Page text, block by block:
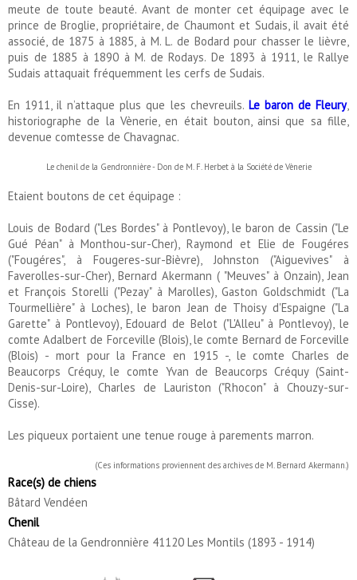
meute de toute beauté. Avant de monter cet équipage avec le
prince de Broglie, propriétaire, de Chaumont et Sudais, il avait été
associé, de 1875 à 1885, à M. L. de Bodard pour chasser le lièvre,
puis de 1885 à 1890 à M. de Rodays. De 1893 à 1911, le Rallye
Sudais attaquait fréquemment les cerfs de Sudais.
En 1911, il n’attaque plus que les chevreuils. Le baron de Fleury,
historiographe de la Vènerie, en était bouton, ainsi que sa fille,
devenue comtesse de Chavagnac.
Le chenil de la Gendronnière - Don de M. F. Herbet à la Société de Vènerie
Etaient boutons de cet équipage :
Louis de Bodard ("Les Bordes" à Pontlevoy), le baron de Cassin ("Le
Gué Péan" à Monthou-sur-Cher), Raymond et Elie de Fougéres
("Fougéres", à Fougeres-sur-Bièvre), Johnston ("Aiguevives" à
Faverolles-sur-Cher), Bernard Akermann ( "Meuves" à Onzain), Jean
et François Storelli ("Pezay" à Marolles), Gaston Goldschmidt ("La
Tourmellière" à Loches), le baron Jean de Thoisy d'Espaigne ("La
Garette" à Pontlevoy), Edouard de Belot ("L'Alleu" à Pontlevoy), le
comte Adalbert de Forceville (Blois), le comte Bernard de Forceville
(Blois) - mort pour la France en 1915 -, le comte Charles de
Beaucorps Créquy, le comte Yvan de Beaucorps Créquy (Saint-
Denis-sur-Loire), Charles de Lauriston ("Rhocon" à Chouzy-sur-
Cisse).
Les piqueux portaient une tenue rouge à parements marron.
(Ces informations proviennent des archives de M. Bernard Akermann.)
Race(s) de chiens
Bâtard Vendéen
Chenil
Château de la Gendronnière 41120 Les Montils (1893 - 1914)